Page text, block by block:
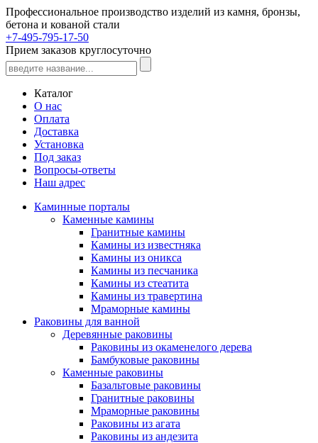
Профессиональное производство изделий из камня, бронзы,
бетона и кованой стали
+7-495-795-17-50
Прием заказов круглосуточно
Каталог
О нас
Оплата
Доставка
Установка
Под заказ
Вопросы-ответы
Наш адрес
Каминные порталы
Каменные камины
Гранитные камины
Камины из известняка
Камины из оникса
Камины из песчаника
Камины из стеатита
Камины из травертина
Мраморные камины
Раковины для ванной
Деревянные раковины
Раковины из окаменелого дерева
Бамбуковые раковины
Каменные раковины
Базальтовые раковины
Гранитные раковины
Мраморные раковины
Раковины из агата
Раковины из андезита